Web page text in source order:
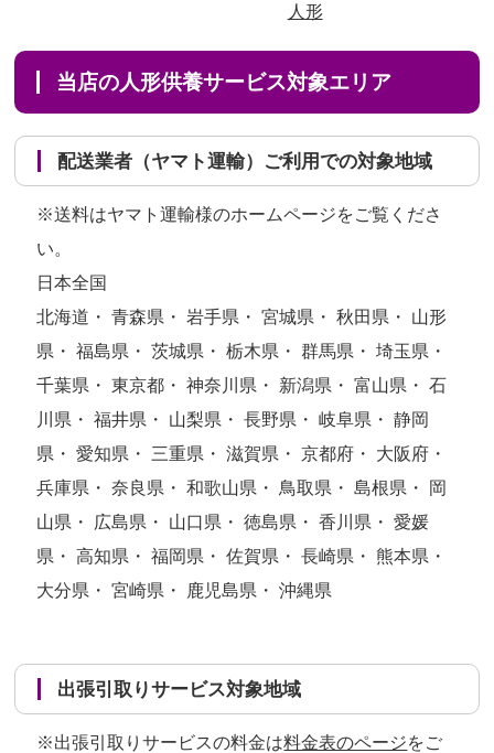
人形
当店の人形供養サービス対象エリア
配送業者（ヤマト運輸）ご利用での対象地域
※送料はヤマト運輸様のホームページをご覧くださ
い。
日本全国
北海道・ 青森県・ 岩手県・ 宮城県・ 秋田県・ 山形
県・ 福島県・ 茨城県・ 栃木県・ 群馬県・ 埼玉県・
千葉県・ 東京都・ 神奈川県・ 新潟県・ 富山県・ 石
川県・ 福井県・ 山梨県・ 長野県・ 岐阜県・ 静岡
県・ 愛知県・ 三重県・ 滋賀県・ 京都府・ 大阪府・
兵庫県・ 奈良県・ 和歌山県・ 鳥取県・ 島根県・ 岡
山県・ 広島県・ 山口県・ 徳島県・ 香川県・ 愛媛
県・ 高知県・ 福岡県・ 佐賀県・ 長崎県・ 熊本県・
大分県・ 宮崎県・ 鹿児島県・ 沖縄県
出張引取りサービス対象地域
※出張引取りサービスの料金は料金表のページをご